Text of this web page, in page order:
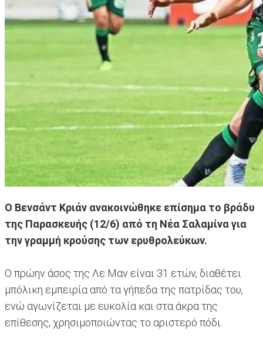
Ο Βενσάντ Κριάν ανακοινώθηκε επίσημα το βράδυ
της Παρασκευής (12/6) από τη Νέα Σαλαμίνα για
την γραμμή κρούσης των ερυθρολεύκων.
Ο πρώην άσος της Λε Μαν είναι 31 ετών, διαθέτει
μπόλικη εμπειρία από τα γήπεδα της πατρίδας του,
ενώ αγωνίζεται με ευκολία και στα άκρα της
επίθεσης, χρησιμοποιώντας το αριστερό πόδι.